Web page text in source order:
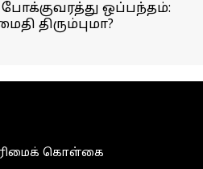
ஒப்பந்தம்:
திரும்புமா?
கொள்கை